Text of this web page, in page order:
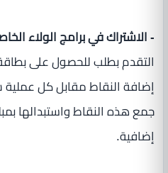
- الاشتراك في برامج الولاء
التقدم بطلب للحصول على
إضافة النقاط مقابل كل عملية
جمع هذه النقاط واستبدالها
إضافية.